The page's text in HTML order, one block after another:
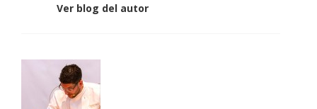
Ver blog del autor